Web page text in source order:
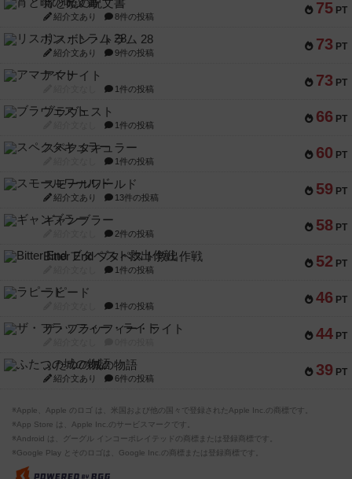
75 PT
宵と暁の呪文書
紹介文あり 8件の投稿
73 PT
リスボン・トラム 28
紹介文あり 9件の投稿
73 PT
アマナイト
1件の投稿
66 PT
ブラヴェスト
1件の投稿
60 PT
スペクタキュラー
1件の投稿
59 PT
スモールワールド
紹介文あり 13件の投稿
58 PT
ギャンブラー
2件の投稿
52 PT
Bitter End ブタペスト救出作戦
1件の投稿
46 PT
ラピード
1件の投稿
44 PT
ザ・フラッフィー・ライト
39 PT
ふたつの城の物語
紹介文あり 6件の投稿
※Apple、Apple のロゴ は、米国および他の国々で登録されたApple Inc.の商標です。
※App Store は、Apple Inc.のサービスマークです。
※Android は、グーグル インコーポレイテッドの商標または登録商標です。
※Google Play とそのロゴは、Google Inc.の商標または登録商標です。